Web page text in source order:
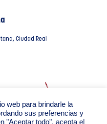
Ciudad Real
web para brindarle la
sus preferencias y
"Aceptar todo", acepta el